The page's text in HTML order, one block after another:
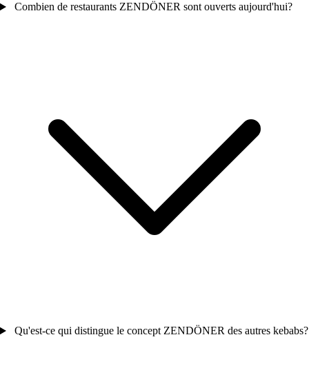
Combien de restaurants ZENDÖNER sont ouverts aujourd'hui?
Qu'est-ce qui distingue le concept ZENDÖNER des autres kebabs?